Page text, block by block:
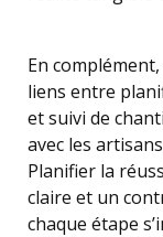
En
liens entre
et suivi de
avec les
Planifier la
claire et un
chaque étape